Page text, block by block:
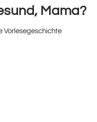
Mama?
Vorlesegeschichte